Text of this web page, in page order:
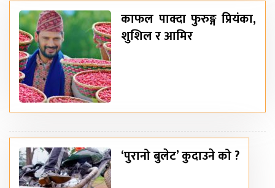
काफल पाक्दा फुरुङ्ग प्रियंका,
शुशिल र आमिर
‘पुरानो बुलेट’ कुदाउने को ?